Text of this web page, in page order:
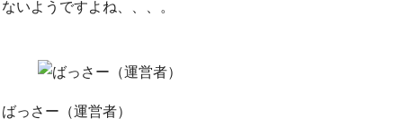
ないようですよね、、、。
ばっさー（運営者）